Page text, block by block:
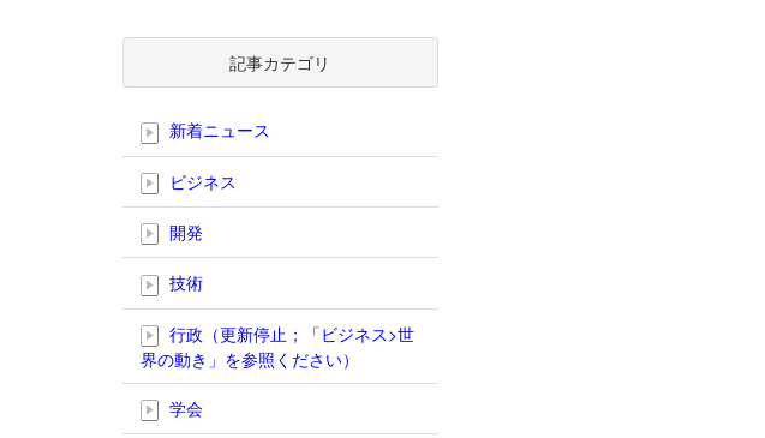
記事カテゴリ
新着ニュース
ビジネス
開発
技術
行政（更新停止；「ビジネス>世
界の動き」を参照ください）
学会